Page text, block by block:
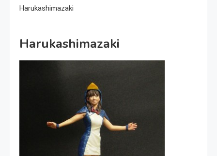
Harukashimazaki
Harukashimazaki